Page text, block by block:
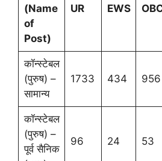
(Name
of
Post)
UR EWS
कॉन्स्टेबल
(पुरुष) –
सामान्य
1733 434 956
कॉन्स्टेबल
(पुरुष) –
पूर्व सैनिक
96 24 53